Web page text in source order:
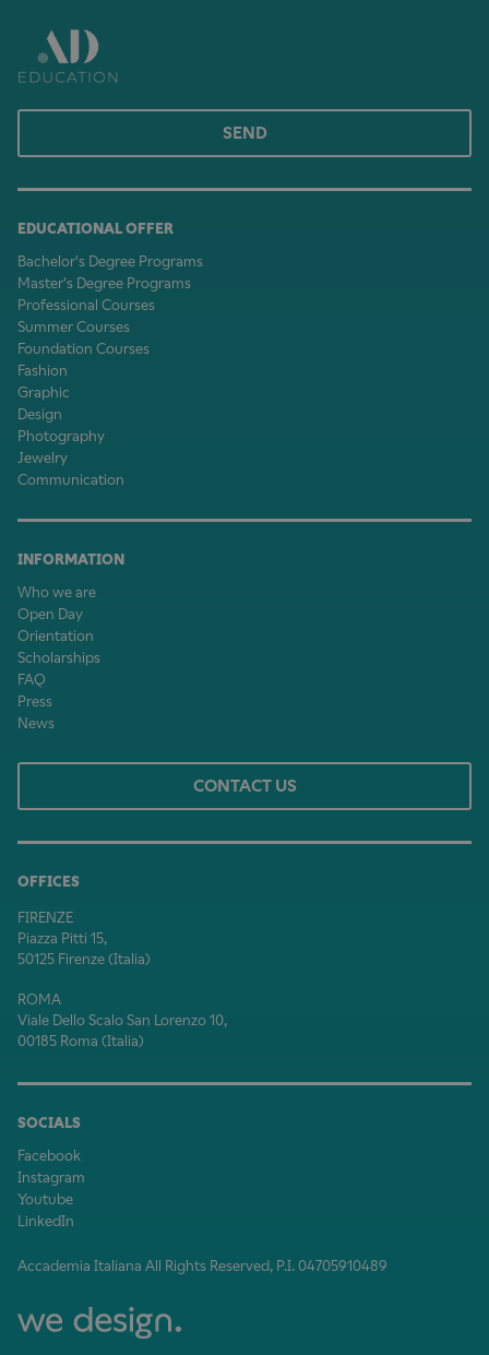
SEND
EDUCATIONAL OFFER
Bachelor's Degree Programs
Master's Degree Programs
Professional Courses
Summer Courses
Foundation Courses
Fashion
Graphic
Design
Photography
Jewelry
Communication
INFORMATION
Who we are
Open Day
Orientation
Scholarships
FAQ
Press
News
OFFICES
FIRENZE
Piazza Pitti 15,
50125 Firenze (Italia)
ROMA
Viale Dello Scalo San Lorenzo 10,
00185 Roma (Italia)
SOCIALS
Facebook
Instagram
Youtube
LinkedIn
Accademia Italiana All Rights Reserved, P.I. 04705910489
CONTACT US